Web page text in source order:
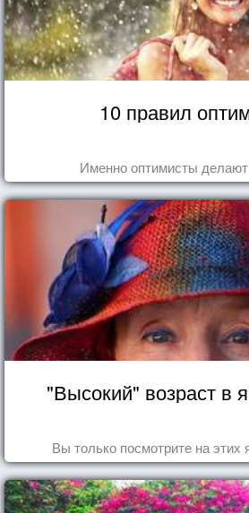
10 правил
Именно оптимисты
"Высокий" возраст в
Вы только посмотрите на этих